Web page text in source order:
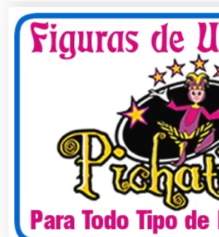
Camiones para Fletes
Cancelería de Aluminio
Capacitación
Carnicerías